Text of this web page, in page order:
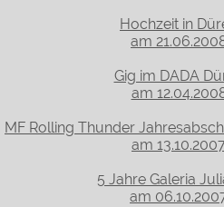
Hochzeit in
am
Gig im DADA
am
MF Rolling Thunder
am 13.10.2007
5 Jahre Galeria
am